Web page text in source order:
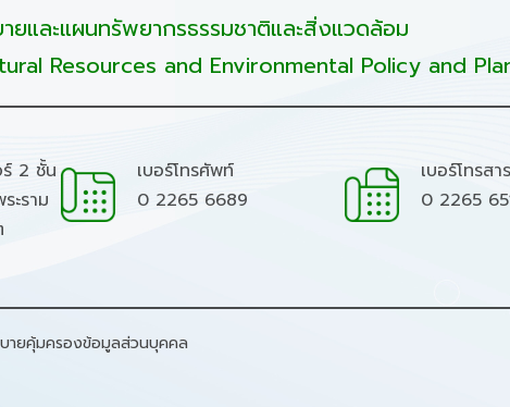
ยและแผนทรัพยากรธรรมชาติและสิ่งแวดล้อม
Resources and Environmental Policy and
ร์ 2 ชั้น
ะราม
เบอร์โทรศัพท์
0 2265 6689
เบอร์โทรสาร
0 2265
ายคุ้มครองข้อมูลส่วนบุคคล